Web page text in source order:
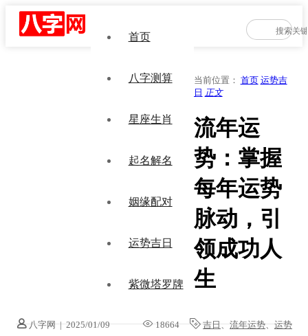
首页
八字测算
星座生肖
起名解名
姻缘配对
运势吉日
紫微塔罗牌
当前位置： 首页 运势吉
日 正文
流年运
势：掌握
每年运势
脉动，引
领成功人
生
八字网 | 2025/01/09 18664 吉日、流年运势、运势